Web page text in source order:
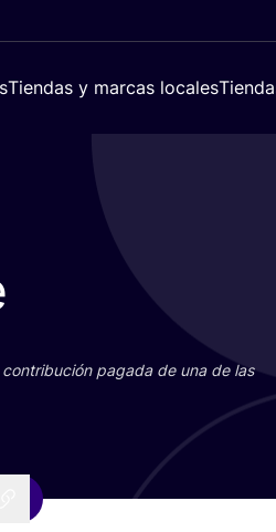
Tiendas y marcas locales
paga­da de una de las